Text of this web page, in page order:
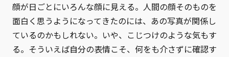
顔が日ごとにいろんな顔に見える。人間の顔そのものを
面白く思うようになってきたのには、あの写真が関係し
ているのかもしれない。いや、こじつけのような気もす
る。そういえば自分の表情こそ、何をも介さずに確認す